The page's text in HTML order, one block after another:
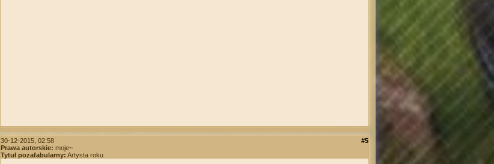
#5
30-12-2015, 02:58
Prawa autorskie: moje~
Tytuł pozafabularny: Artysta roku